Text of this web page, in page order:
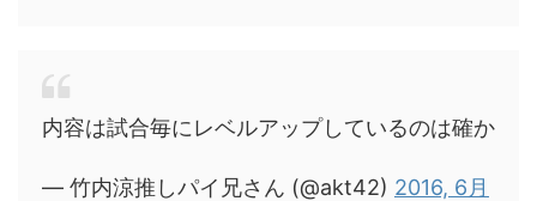
内容は試合毎にレベルアップしているのは確か
— 竹内涼推しパイ兄さん (@akt42) 2016, 6月